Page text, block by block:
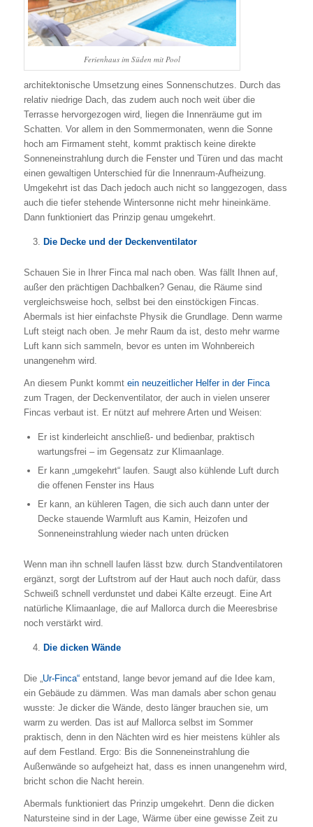
Ferienhaus im Süden mit Pool
architektonische Umsetzung eines Sonnenschutzes. Durch das
relativ niedrige Dach, das zudem auch noch weit über die
Terrasse hervorgezogen wird, liegen die Innenräume gut im
Schatten. Vor allem in den Sommermonaten, wenn die Sonne
hoch am Firmament steht, kommt praktisch keine direkte
Sonneneinstrahlung durch die Fenster und Türen und das macht
einen gewaltigen Unterschied für die Innenraum-Aufheizung.
Umgekehrt ist das Dach jedoch auch nicht so langgezogen, dass
auch die tiefer stehende Wintersonne nicht mehr hineinkäme.
Dann funktioniert das Prinzip genau umgekehrt.
Die Decke und der Deckenventilator
Schauen Sie in Ihrer Finca mal nach oben. Was fällt Ihnen auf,
außer den prächtigen Dachbalken? Genau, die Räume sind
vergleichsweise hoch, selbst bei den einstöckigen Fincas.
Abermals ist hier einfachste Physik die Grundlage. Denn warme
Luft steigt nach oben. Je mehr Raum da ist, desto mehr warme
Luft kann sich sammeln, bevor es unten im Wohnbereich
unangenehm wird.
An diesem Punkt kommt ein neuzeitlicher Helfer in der Finca
zum Tragen, der Deckenventilator, der auch in vielen unserer
Fincas verbaut ist. Er nützt auf mehrere Arten und Weisen:
Er ist kinderleicht anschließ- und bedienbar, praktisch
wartungsfrei – im Gegensatz zur Klimaanlage.
Er kann „umgekehrt“ laufen. Saugt also kühlende Luft durch
die offenen Fenster ins Haus
Er kann, an kühleren Tagen, die sich auch dann unter der
Decke stauende Warmluft aus Kamin, Heizofen und
Sonneneinstrahlung wieder nach unten drücken
Wenn man ihn schnell laufen lässt bzw. durch Standventilatoren
ergänzt, sorgt der Luftstrom auf der Haut auch noch dafür, dass
Schweiß schnell verdunstet und dabei Kälte erzeugt. Eine Art
natürliche Klimaanlage, die auf Mallorca durch die Meeresbrise
noch verstärkt wird.
Die dicken Wände
Die „Ur-Finca“entstand, lange bevor jemand auf die Idee kam,
ein Gebäude zu dämmen. Was man damals aber schon genau
wusste: Je dicker die Wände, desto länger brauchen sie, um
warm zu werden. Das ist auf Mallorca selbst im Sommer
praktisch, denn in den Nächten wird es hier meistens kühler als
auf dem Festland. Ergo: Bis die Sonneneinstrahlung die
Außenwände so aufgeheizt hat, dass es innen unangenehm wird,
bricht schon die Nacht herein.
Abermals funktioniert das Prinzip umgekehrt. Denn die dicken
Natursteine sind in der Lage, Wärme über eine gewisse Zeit zu